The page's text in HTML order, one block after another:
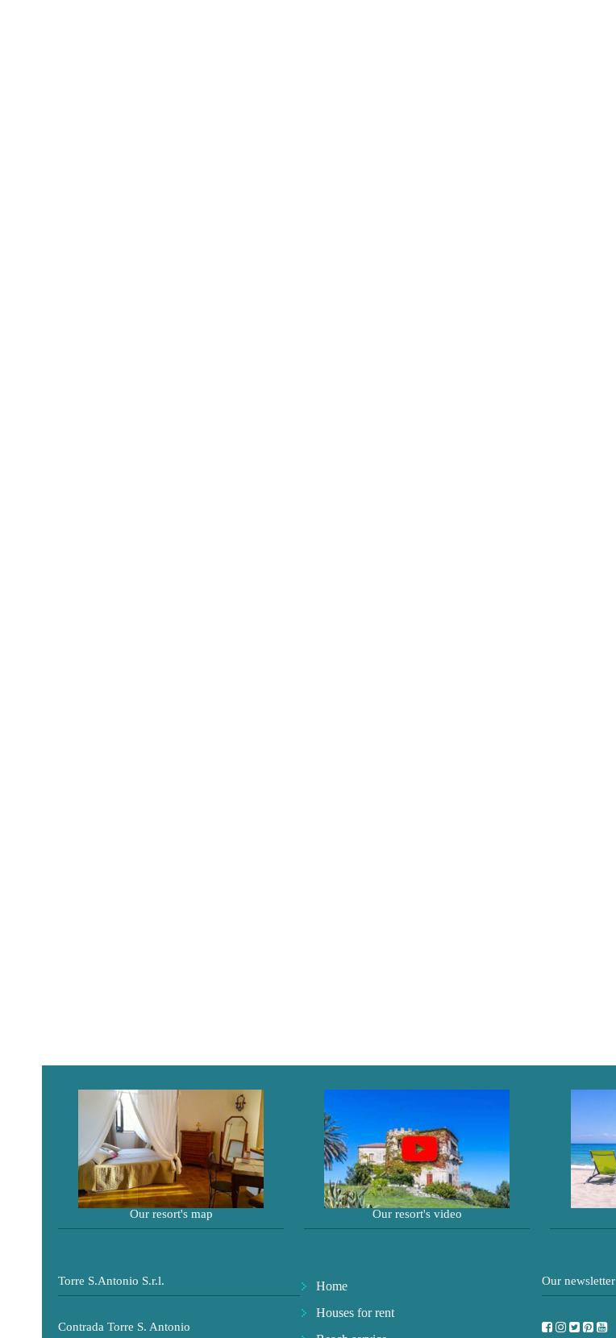
Our resort's map Our resort's video
Torre S.Antonio S.r.l.
Contrada Torre S. Antonio
Home
Houses for rent
Our newsletter